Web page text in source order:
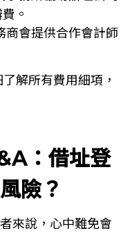
。
商會提供合作會計師
解所有費用細項，
：借址登
險？
來說，心中難免會